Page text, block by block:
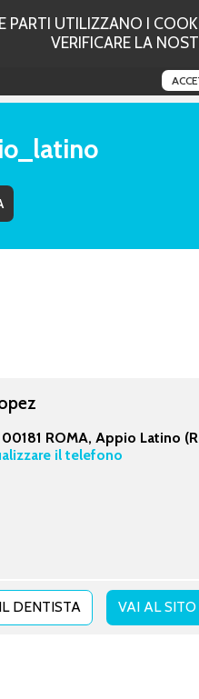
UTILIZZANO I
VERIFICARE LA
00181 ROMA, Appio Latino
il telefono
DENTISTA VAI AL SITO